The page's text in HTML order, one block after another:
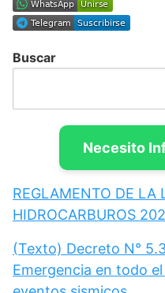
Buscar
Necesito
REGLAMENTO DE LA
HIDROCARBUROS
(Texto) Decreto N°
Emergencia en todo